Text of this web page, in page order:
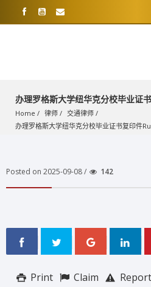
办理罗格斯大学纽华克分校毕业证
Home 律师
交通律师
办理罗格斯大学纽华克分校毕业证书复印件
Posted on 2025-09-08 / 142
Report
Claim
Print